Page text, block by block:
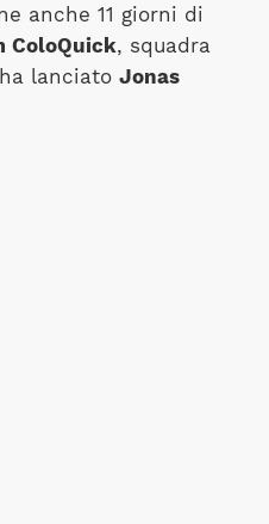
anche 11 giorni di
ColoQuick, squadra
lanciato Jonas